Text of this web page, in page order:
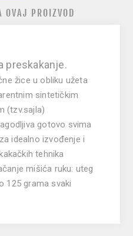
PROIZVOD
preskakanje.
žice u obliku užeta
sintetičkim
(tzv.sajla)
gotovo svima
idealno izvođenje i
tehnika
mišića ruku: uteg
125 grama svaki